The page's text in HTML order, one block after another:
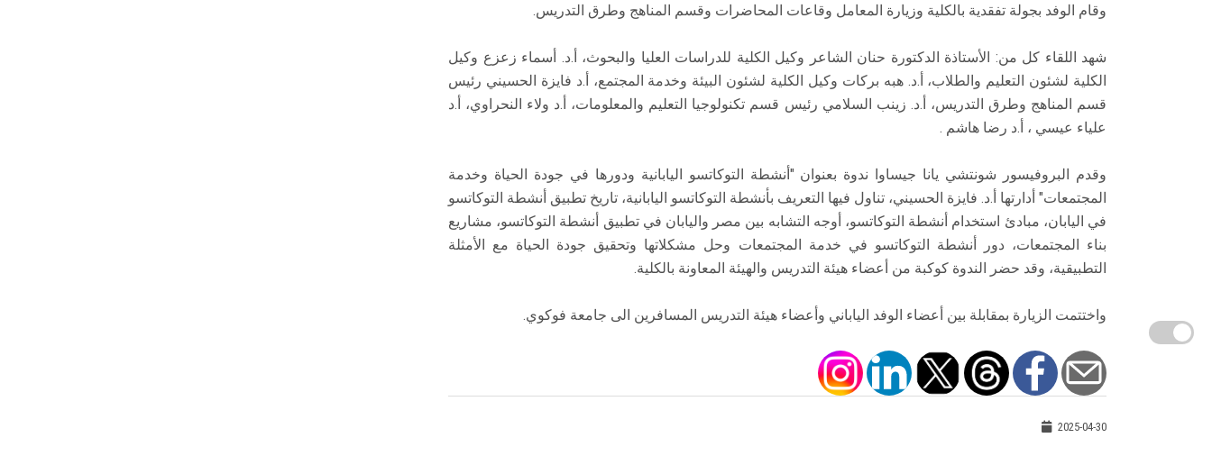
وقام الوفد بجولة تفقدية بالكلية وزيارة المعامل وقاعات المحاضرات وقسم المناهج وطرق التدريس.
شهد اللقاء كل من: الأستاذة الدكتورة حنان الشاعر وكيل الكلية للدراسات العليا والبحوث، أ.د. أسماء زعزع وكيل
الكلية لشئون التعليم والطلاب، أ.د. هبه بركات وكيل الكلية لشئون البيئة وخدمة المجتمع، أ.د فايزة الحسيني رئيس
قسم المناهج وطرق التدريس، أ.د. زينب السلامي رئيس قسم تكنولوجيا التعليم والمعلومات، أ.د ولاء النحراوي، أ.د
علياء عيسي ، أ.د رضا هاشم .
وقدم البروفيسور شونتشي يانا جيساوا ندوة بعنوان "أنشطة التوكاتسو اليابانية ودورها في جودة الحياة وخدمة
المجتمعات" أدارتها أ.د. فايزة الحسيني، تناول فيها التعريف بأنشطة التوكاتسو اليابانية، تاريخ تطبيق أنشطة التوكاتسو
في اليابان، مبادئ استخدام أنشطة التوكاتسو، أوجه التشابه بين مصر واليابان في تطبيق أنشطة التوكاتسو، مشاريع
بناء المجتمعات، دور أنشطة التوكاتسو في خدمة المجتمعات وحل مشكلاتها وتحقيق جودة الحياة مع الأمثلة
التطبيقية، وقد حضر الندوة كوكبة من أعضاء هيئة التدريس والهيئة المعاونة بالكلية.
واختتمت الزيارة بمقابلة بين أعضاء الوفد الياباني وأعضاء هيئة التدريس المسافرين الى جامعة فوكوي.
2025-04-30